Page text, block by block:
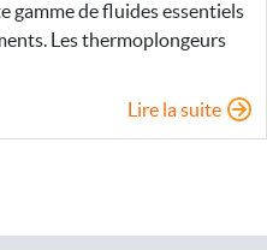
gamme de fluides essentiels
Les thermoplongeurs
Lire la suite